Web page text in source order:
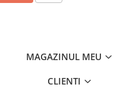
MAGAZINUL MEU
CLIENTI